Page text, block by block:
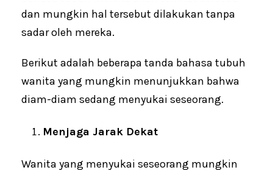
dan mungkin hal tersebut dilakukan tanpa
sadar oleh mereka.
Berikut adalah beberapa tanda bahasa tubuh
wanita yang mungkin menunjukkan bahwa
diam-diam sedang menyukai seseorang.
Menjaga Jarak Dekat
Wanita yang menyukai seseorang mungkin